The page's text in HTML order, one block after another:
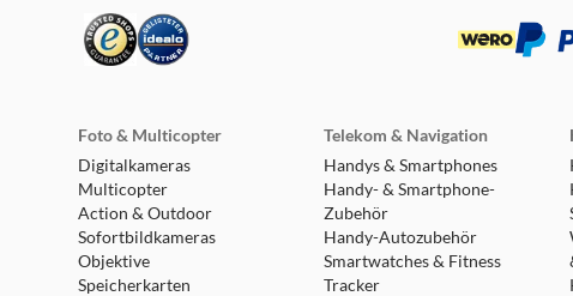
DAB+, UKW, Internetradio, Podcasts, zahlreiche
UPnP/DLNA-Funktionen. So können Lieblingsinhalte flexibel
Foto & Multicopter
Digitalkameras
Multicopter
Action & Outdoor
Sofortbildkameras
Objektive
Speicherkarten
Telekom & Navigation
Handys & Smartphones
Handy- & Smartphone-
Zubehör
Handy-Autozubehör
Smartwatches & Fitness
Tracker